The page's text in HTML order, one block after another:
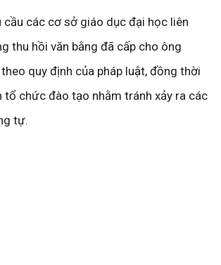
cầu các cơ sở giáo dục đại học liên
thu hồi văn bằng đã cấp cho ông
quy định của pháp luật, đồng thời
tổ chức đào tạo nhằm tránh xảy ra các
tự.